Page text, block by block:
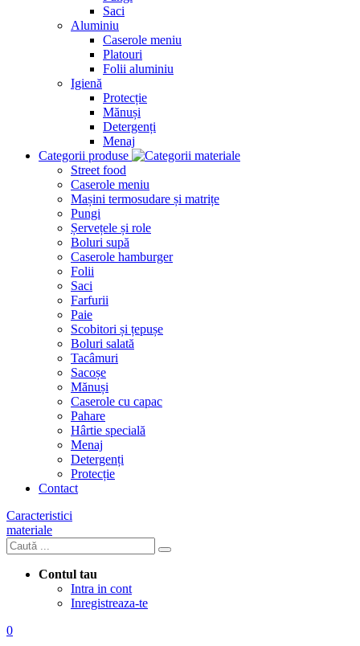
Saci
Aluminiu
Caserole meniu
Platouri
Folii aluminiu
Igienă
Protecție
Mănuși
Detergenți
Menaj
Categorii produse
Street food
Caserole meniu
Mașini termosudare și matrițe
Pungi
Șervețele și role
Boluri supă
Caserole hamburger
Folii
Saci
Farfurii
Paie
Scobitori și țepușe
Boluri salată
Tacâmuri
Sacoșe
Mănuși
Caserole cu capac
Pahare
Hârtie specială
Menaj
Detergenți
Protecție
Contact
Caracteristici
materiale
Contul tau
Intra in cont
Inregistreaza-te
0